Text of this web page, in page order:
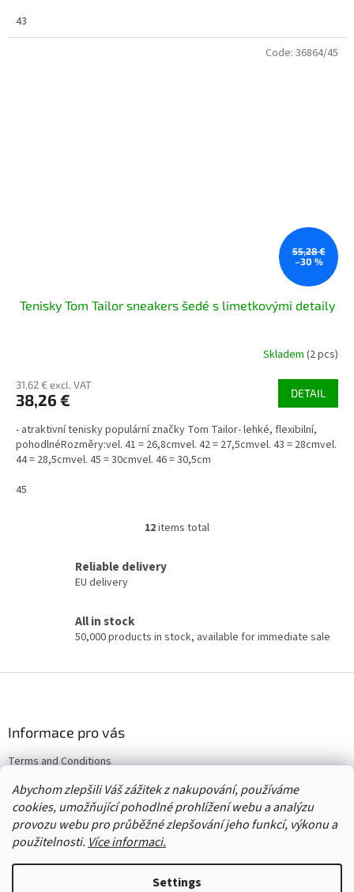
Abychom zlepšili Váš zážitek z nakupování, používáme
cookies, umožňující pohodlné prohlížení webu a analýzu
provozu webu pro průběžné zlepšování jeho funkcí, výkonu a
použitelnosti. Více informaci.
Settings
43
55,28 €
–30 %
Tenisky Tom Tailor sneakers šedé s limetkovými detaily
Skladem (2 pcs)
31,62 € excl. VAT
38,26 € DETAIL
- atraktivní tenisky populární značky Tom Tailor- lehké, flexibilní,
pohodlnéRozměry:vel. 41 = 26,8cmvel. 42 = 27,5cmvel. 43 = 28cmvel.
44 = 28,5cmvel. 45 = 30cmvel. 46 = 30,5cm
45
Code: 36864/45
L
c
n
12items total
Reliable delivery
EU delivery
All in stock
50,000 products in stock, available for immediate sale
r
Informace pro vás
Terms and Conditions
Returns & Exchanges
Wholesale